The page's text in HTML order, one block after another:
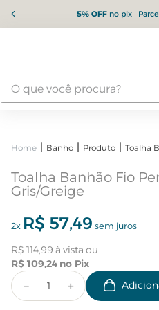
5% OFFno pix |
Banho Produto Toalha
Toalha Banhão Fio
Gris/Greige
2x R$ 57,49 sem juros
R$ 114,99
R$ 109,24
＋
－